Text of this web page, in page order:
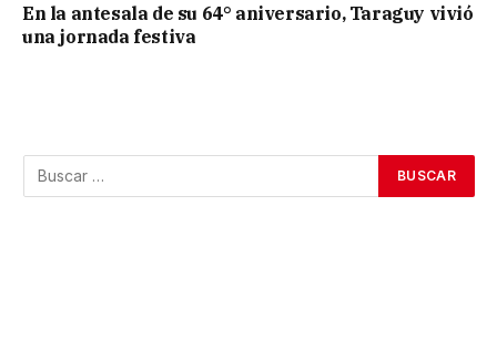
En la antesala de su 64° aniversario, Taraguy vivió
una jornada festiva